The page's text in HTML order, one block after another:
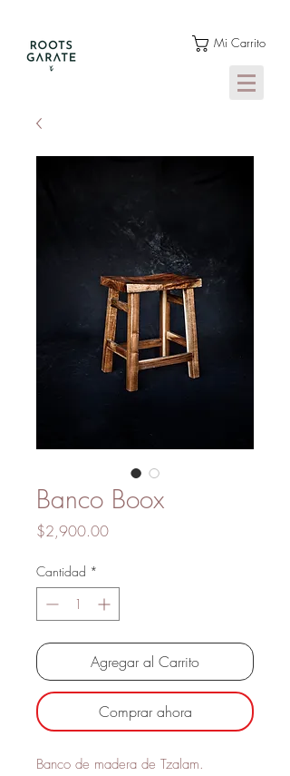
Mi Carrito
Banco Boox
$2,900.00Precio
Cantidad *
Agregar al Carrito
Comprar ahora
Banco de madera de Tzalam.